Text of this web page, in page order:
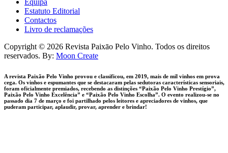
Estatuto Editorial
Contactos
Livro de reclamações
facebook-
1
instagram
Copyright © 2026 Revista Paixāo Pelo Vinho. Todos os direitos
reservados. By: Moon Create
A revista Paixão Pelo Vinho provou e classificou, em 2019, mais de mil vinhos em prova
cega. Os vinhos e espumantes que se destacaram pelas sedutoras características sensoriais,
foram oficialmente premiados, recebendo as distinções “Paixão Pelo Vinho Prestígio”,
Paixão Pelo Vinho Excelência” e “Paixão Pelo Vinho Escolha”. O evento realizou-se no
passado dia 7 de março e foi partilhado pelos leitores e apreciadores de vinhos, que
puderam participar, aplaudir, provar, aprender e brindar!